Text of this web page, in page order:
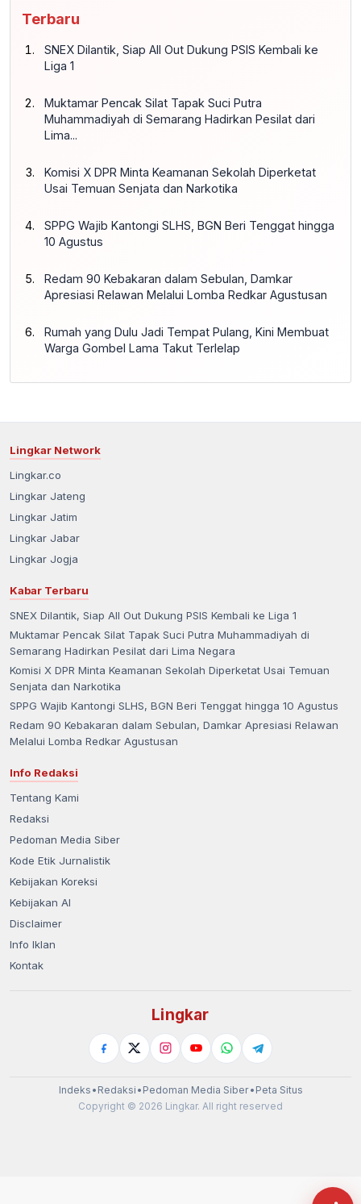
Terbaru
SNEX Dilantik, Siap All Out Dukung PSIS Kembali ke
Liga 1
Muktamar Pencak Silat Tapak Suci Putra
Muhammadiyah di Semarang Hadirkan Pesilat dari
Lima...
Komisi X DPR Minta Keamanan Sekolah Diperketat
Usai Temuan Senjata dan Narkotika
SPPG Wajib Kantongi SLHS, BGN Beri Tenggat hingga
10 Agustus
Redam 90 Kebakaran dalam Sebulan, Damkar
Apresiasi Relawan Melalui Lomba Redkar Agustusan
Rumah yang Dulu Jadi Tempat Pulang, Kini Membuat
Warga Gombel Lama Takut Terlelap
Lingkar Network
Lingkar.co
Lingkar Jateng
Lingkar Jatim
Lingkar Jabar
Lingkar Jogja
Kabar Terbaru
SNEX Dilantik, Siap All Out Dukung PSIS Kembali ke Liga 1
Muktamar Pencak Silat Tapak Suci Putra Muhammadiyah di
Semarang Hadirkan Pesilat dari Lima Negara
Komisi X DPR Minta Keamanan Sekolah Diperketat Usai Temuan
Senjata dan Narkotika
SPPG Wajib Kantongi SLHS, BGN Beri Tenggat hingga 10 Agustus
Redam 90 Kebakaran dalam Sebulan, Damkar Apresiasi Relawan
Melalui Lomba Redkar Agustusan
Info Redaksi
Tentang Kami
Redaksi
Pedoman Media Siber
Kode Etik Jurnalistik
Kebijakan Koreksi
Kebijakan AI
Disclaimer
Info Iklan
Kontak
Lingkar
Indeks • Redaksi • Pedoman Media Siber• Peta Situs
Copyright © 2026 Lingkar. All right reserved